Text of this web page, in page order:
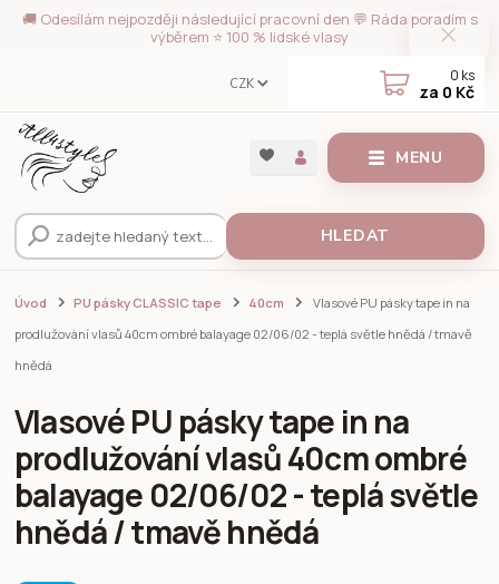
🚚 Odesílám nejpozději následující pracovní den 💬 Ráda poradím s
výběrem ⭐ 100 % lidské vlasy
MENU
CZK
HLEDAT
0 ks
za 0 Kč
Úvod PU pásky CLASSIC tape 40cm
Vlasové PU pásky tape in na
prodlužování vlasů 40cm ombré balayage 02/06/02 - teplá světle hnědá / tmavě
hnědá
Vlasové PU pásky tape in na
prodlužování vlasů 40cm ombré
balayage 02/06/02 - teplá světle
hnědá / tmavě hnědá